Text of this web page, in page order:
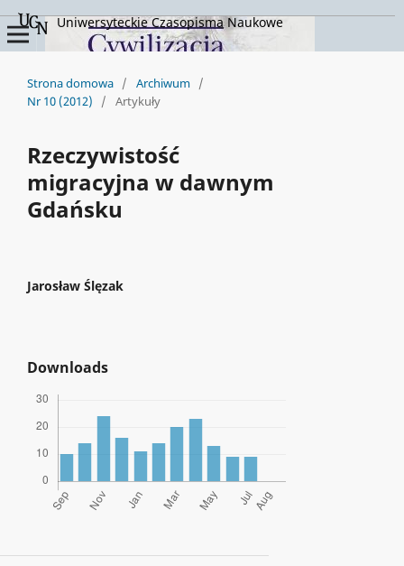
Uniwersyteckie Czasopisma Naukowe
Strona domowa / Archiwum /
Nr 10 (2012)
/ Artykuły
Rzeczywistość
migracyjna w dawnym
Gdańsku
Jarosław Ślęzak
Downloads